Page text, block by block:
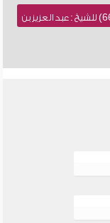
نسخة نصية للطباعة , فتاوى نور على الدرب (667) للشيخ : عبد العزيز بن